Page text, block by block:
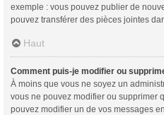
exemple : vous pouvez publier de
pouvez transférer des pièces jointes
Haut
Comment puis-je modifier ou
À moins que vous ne soyez un
vous ne pouvez modifier ou supprimer
pouvez modifier un de vos messages